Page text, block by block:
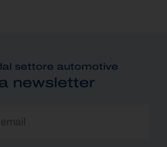
settore automotive
newsletter